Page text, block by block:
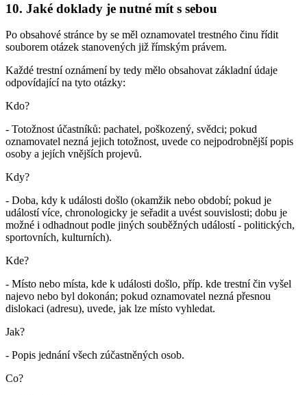
10. Jaké doklady je nutné mít s sebou
Po obsahové stránce by se měl oznamovatel trestného činu řídit
souborem otázek stanovených již římským právem.
Každé trestní oznámení by tedy mělo obsahovat základní údaje
odpovídající na tyto otázky:
Kdo?
- Totožnost účastníků: pachatel, poškozený, svědci; pokud
oznamovatel nezná jejich totožnost, uvede co nejpodrobnější popis
osoby a jejích vnějších projevů.
Kdy?
- Doba, kdy k události došlo (okamžik nebo období; pokud je
událostí více, chronologicky je seřadit a uvést souvislosti; dobu je
možné i odhadnout podle jiných souběžných událostí - politických,
sportovních, kulturních).
Kde?
- Místo nebo místa, kde k události došlo, příp. kde trestní čin vyšel
najevo nebo byl dokonán; pokud oznamovatel nezná přesnou
dislokaci (adresu), uvede, jak lze místo vyhledat.
Jak?
- Popis jednání všech zúčastněných osob.
Co?